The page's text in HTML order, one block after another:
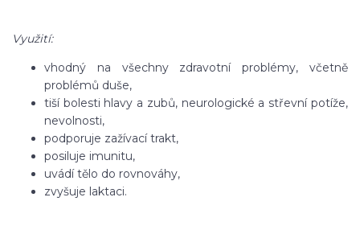
Využití:
vhodný na všechny zdravotní problémy, včetně
problémů duše,
tiší bolesti hlavy a zubů, neurologické a střevní potíže,
nevolnosti,
podporuje zažívací trakt,
posiluje imunitu,
uvádí tělo do rovnováhy,
zvyšuje laktaci.